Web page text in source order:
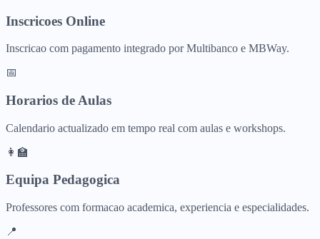
Inscricoes Online
Inscricao com pagamento integrado por Multibanco e MBWay.
📅
Horarios de Aulas
Calendario actualizado em tempo real com aulas e workshops.
👩‍🏫
Equipa Pedagogica
Professores com formacao academica, experiencia e especialidades.
📍